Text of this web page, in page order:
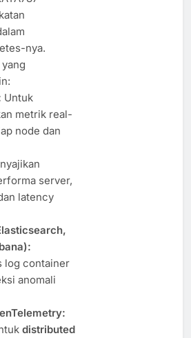
nya.
Untuk
metrik real-
node dan
server,
latency
log container
anomali
distributed